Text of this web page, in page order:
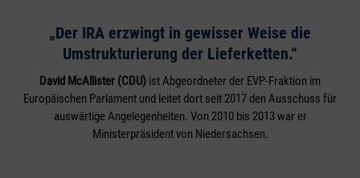
„Der IRA erzwingt in gewisser Weise die
Umstrukturierung der Lieferketten.“
David McAllister (CDU) ist Abgeordneter der EVP-Fraktion im
Europäischen Parlament und leitet dort seit 2017 den Ausschuss für
auswärtige Angelegenheiten. Von 2010 bis 2013 war er
Ministerpräsident von Niedersachsen.